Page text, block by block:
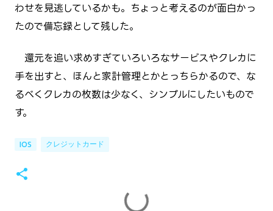
わせを見逃しているかも。ちょっと考えるのが面白かっ
たので備忘録として残した。
還元を追い求めすぎていろいろなサービスやクレカに
手を出すと、ほんと家計管理とかとっちらかるので、な
るべくクレカの枚数は少なく、シンプルにしたいもので
す。
IOS クレジットカード